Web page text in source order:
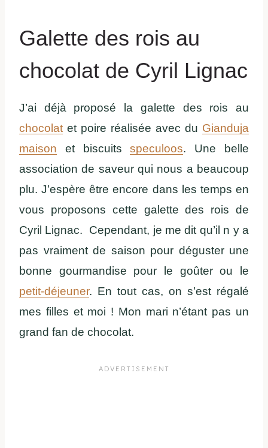
Galette des rois au
chocolat de Cyril Lignac
J’ai déjà proposé la galette des rois au
chocolat et poire réalisée avec du Gianduja
maison et biscuitsspeculoos. Une belle
association de saveur qui nous a beaucoup
plu. J’espère être encore dans les temps en
vous proposons cette galette des rois de
Cyril Lignac. Cependant, je me dit qu’il n y a
pas vraiment de saison pour déguster une
bonne gourmandise pour le goûter ou le
petit-déjeuner. En tout cas, on s’est régalé
mes filles et moi ! Mon mari n’étant pas un
grand fan de chocolat.